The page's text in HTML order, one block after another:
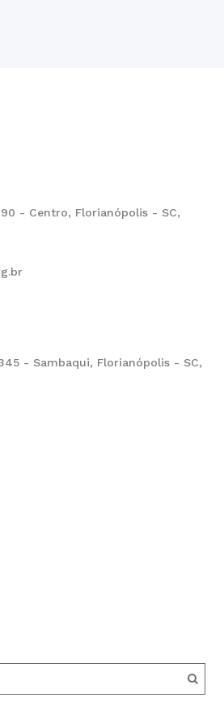
90 - Centro, Florianópolis - SC,
- Sambaqui, Florianópolis - SC,